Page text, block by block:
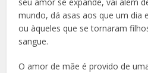
mundo, dá asas aos que um dia
ou àqueles que se tornaram
sangue.
O amor de mãe é provido de